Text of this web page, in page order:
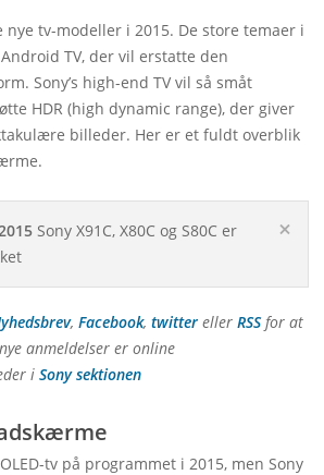
tv-modeller i 2015. De store temaer i
TV, der vil erstatte den
Sony’s high-end TV vil så småt
HDR (high dynamic range), der giver
billeder. Her er et fuldt overblik
×
Sony X91C, X80C og S80C er
, Facebook, twitter eller RSS for at
anmeldelser er online
i Sony sektionen
tv på programmet i 2015, men Sony